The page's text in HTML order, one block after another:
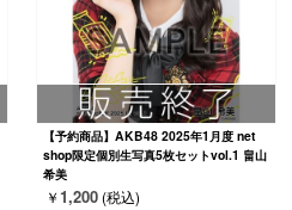
【予約商品】AKB48 2025年1月度 net
shop限定個別生写真5枚セットvol.1 畠山
希美
￥ 1,200(税込)